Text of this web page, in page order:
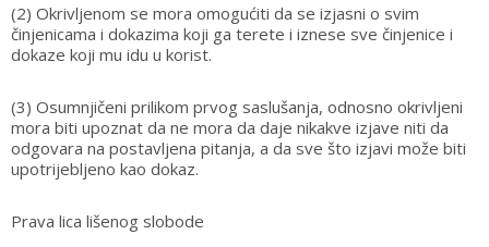
(2) Okrivljenom se mora omogućiti da se izjasni o svim
činjenicama i dokazima koji ga terete i iznese sve činjenice i
dokaze koji mu idu u korist.
(3) Osumnjičeni prilikom prvog saslušanja, odnosno okrivljeni
mora biti upoznat da ne mora da daje nikakve izjave niti da
odgovara na postavljena pitanja, a da sve što izjavi može biti
upotrijebljeno kao dokaz.
Prava lica lišenog slobode